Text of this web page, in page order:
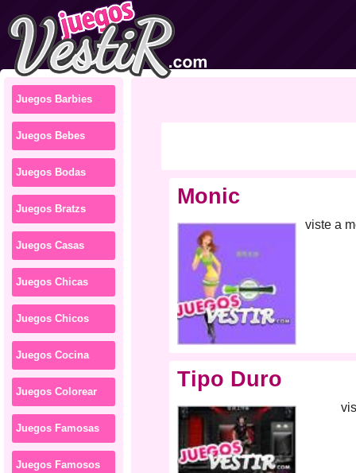
Juegos Barbies
Juegos Bebes
Juegos Bodas
Juegos Bratzs
Juegos Casas
Juegos Chicas
Juegos Chicos
Juegos Cocina
Juegos Colorear
Juegos Famosas
Juegos Famosos
Monic
viste a
Tipo Duro